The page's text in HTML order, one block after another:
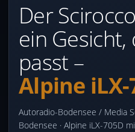
Der
ein Gesicht,
passt –
Alpine iLX-
Autoradio-Bodensee / Media
Bodensee · Alpine iLX-705D